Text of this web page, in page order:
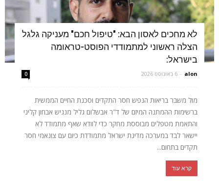
לא מחכים לאסון הבא: "טיפול חכם" מעניקה גלגל
הצלה ראשוני למתמודדי הפוסט-טראומה
בישראל:
alon
- 6 באוגוסט 2026 0
מול משבר בריאות הנפש חסר התקדים וסכנת החיים הממשית
ברשימות ההמתנה המיזם של ד"ר אבשלום גליל מנגיש אבחון קליני
והתאמת מטפלים מבוססת מחקר כדי לוודא שאף מתמודד לא
יישאר לבד במערכה מדינת ישראל מתמודדת כיום עם צונאמי חסר
תקדים בתחום...
קרא עוד